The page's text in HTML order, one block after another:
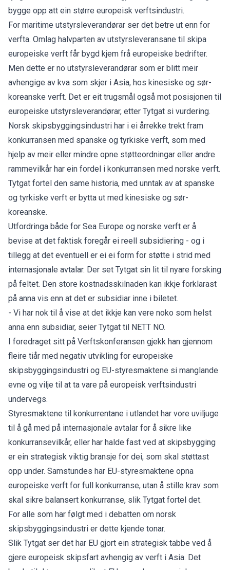
bygge opp att ein større europeisk verftsindustri.
For maritime utstyrsleverandørar ser det betre ut enn for
verfta. Omlag halvparten av utstyrsleveransane til skipa
europeiske verft får bygd kjem frå europeiske bedrifter.
Men dette er no utstyrsleverandørar som er blitt meir
avhengige av kva som skjer i Asia, hos kinesiske og sør-
koreanske verft. Det er eit trugsmål også mot posisjonen til
europeiske utstyrsleverandørar, etter Tytgat si vurdering.
Norsk skipsbyggingsindustri har i ei årrekke trekt fram
konkurransen med spanske og tyrkiske verft, som med
hjelp av meir eller mindre opne støtteordningar eller andre
rammevilkår har ein fordel i konkurransen med norske verft.
Tytgat fortel den same historia, med unntak av at spanske
og tyrkiske verft er bytta ut med kinesiske og sør-
koreanske.
Utfordringa både for Sea Europe og norske verft er å
bevise at det faktisk foregår ei reell subsidiering - og i
tillegg at det eventuell er ei ei form for støtte i strid med
internasjonale avtalar. Der set Tytgat sin lit til nyare forsking
på feltet. Den store kostnadsskilnaden kan ikkje forklarast
på anna vis enn at det er subsidiar inne i biletet.
- Vi har nok til å vise at det ikkje kan vere noko som helst
anna enn subsidiar, seier Tytgat til NETT NO.
I foredraget sitt på Verftskonferansen gjekk han gjennom
fleire tiår med negativ utvikling for europeiske
skipsbyggingsindustri og EU-styresmaktene si manglande
evne og vilje til at ta vare på europeisk verftsindustri
undervegs.
Styresmaktene til konkurrentane i utlandet har vore uviljuge
til å gå med på internasjonale avtalar for å sikre like
konkurransevilkår, eller har halde fast ved at skipsbygging
er ein strategisk viktig bransje for dei, som skal støttast
opp under. Samstundes har EU-styresmaktene opna
europeiske verft for full konkurranse, utan å stille krav som
skal sikre balansert konkurranse, slik Tytgat fortel det.
For alle som har følgt med i debatten om norsk
skipsbyggingsindustri er dette kjende tonar.
Slik Tytgat ser det har EU gjort ein strategisk tabbe ved å
gjere europeisk skipsfart avhengig av verft i Asia. Det